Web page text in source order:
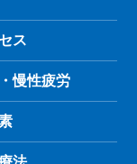
ス
慢性疲労